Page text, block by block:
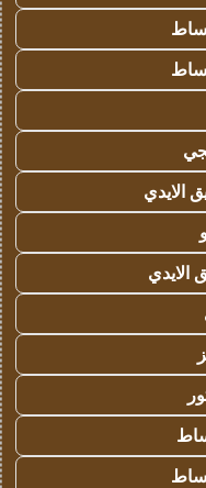
الايدي